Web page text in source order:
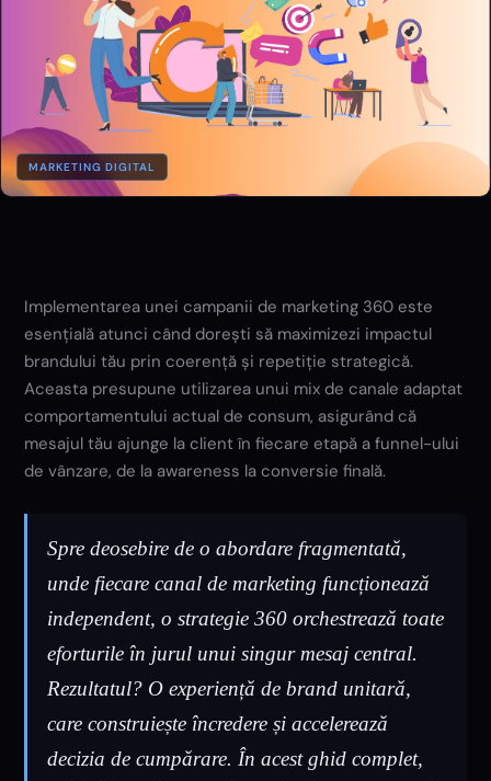
MARKETING DIGITAL
Implementarea unei campanii de marketing 360 este
esențială atunci când dorești să maximizezi impactul
brandului tău prin coerență și repetiție strategică.
Aceasta presupune utilizarea unui mix de canale adaptat
comportamentului actual de consum, asigurând că
mesajul tău ajunge la client în fiecare etapă a funnel-ului
de vânzare, de la awareness la conversie finală.
Spre deosebire de o abordare fragmentată,
unde fiecare canal de marketing funcționează
independent, o strategie 360 orchestrează toate
eforturile în jurul unui singur mesaj central.
Rezultatul? O experiență de brand unitară,
care construiește încredere și accelerează
decizia de cumpărare. În acest ghid complet,